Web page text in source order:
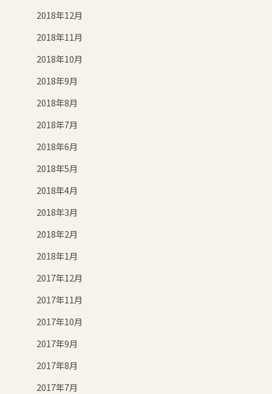
2018年12月
2018年11月
2018年10月
2018年9月
2018年8月
2018年7月
2018年6月
2018年5月
2018年4月
2018年3月
2018年2月
2018年1月
2017年12月
2017年11月
2017年10月
2017年9月
2017年8月
2017年7月